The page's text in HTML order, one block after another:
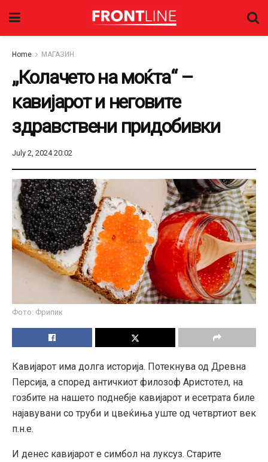
Home МАГАЗИН
„Колачето на моќта“ –
кавијарот и неговите
здравствени придобивки
July 2, 2024 20:02
Фото: Фрипик
Кавијарот има долга историја. Потекнува од Древна
Персија, а според античкиот филозоф Аристотел, на
гозбите на нашето поднебје кавијарот и есетрата биле
најавувани со труби и цвеќиња уште од четвртиот век
п.н.е.
И денес кавијарот е симбол на луксуз. Старите